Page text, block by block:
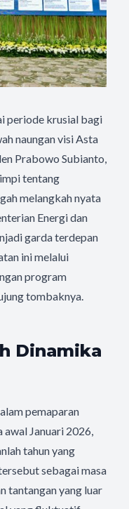
periode krusial bagi
naungan visi Asta
Prabowo Subianto,
tentang
melangkah nyata
Energi dan
garda terdepan
ini melalui
program
tombaknya.
Dinamika
pemaparan
Januari 2026,
tahun yang
sebagai masa
tantangan yang luar